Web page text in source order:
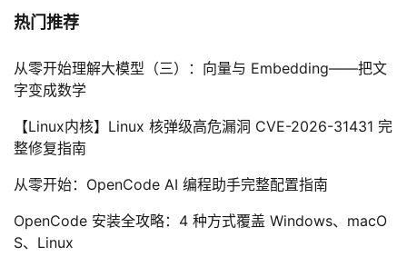
热门推荐
从零开始理解大模型（三）：向量与 Embedding——把文
字变成数学
【Linux内核】Linux 核弹级高危漏洞 CVE-2026-31431 完
整修复指南
从零开始：OpenCode AI 编程助手完整配置指南
OpenCode 安装全攻略：4 种方式覆盖 Windows、macO
S、Linux